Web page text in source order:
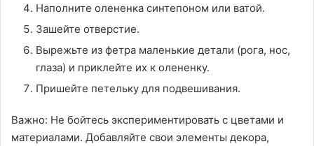
Наполните олененка синтепоном или ватой.
Зашейте отверстие.
Вырежьте из фетра маленькие детали (рога, нос,
глаза) и приклейте их к олененку.
Пришейте петельку для подвешивания.
Важно: Не бойтесь экспериментировать с цветами и
материалами. Добавляйте свои элементы декора,